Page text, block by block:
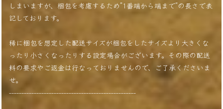
しまいますが、梱包を考慮するため”1番端から端まで”の長さで表
記しております。
稀に梱包を想定した配送サイズが梱包をしたサイズより大きくな
ったり小さくなったりする設定場合がございます。その際の配送
料の要求やご返金は行なっておりませんので、ご了承くださいま
せ。
---------------------------------------------------